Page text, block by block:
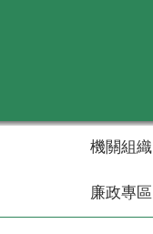
機關組織
廉政專區